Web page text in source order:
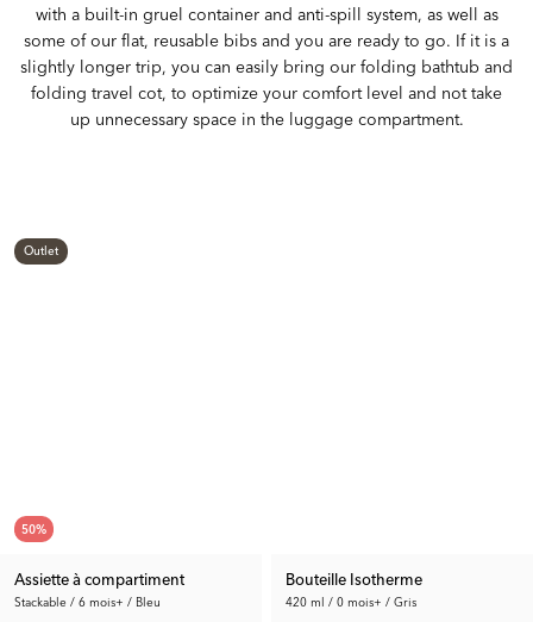
with a built-in gruel container and anti-spill system, as well as
some of our flat, reusable bibs and you are ready to go. If it is a
slightly longer trip, you can easily bring our folding bathtub and
folding travel cot, to optimize your comfort level and not take
up unnecessary space in the luggage compartment.
Outlet
50%
Assiette à compartiment
Stackable / 6 mois+ / Bleu
Bouteille Isotherme
420 ml / 0 mois+ / Gris